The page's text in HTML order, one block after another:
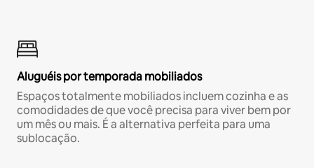
Aluguéis por temporada mobiliados
Espaços totalmente mobiliados incluem cozinha e as
comodidades de que você precisa para viver bem por
um mês ou mais. É a alternativa perfeita para uma
sublocação.